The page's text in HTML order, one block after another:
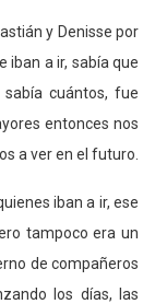
y Denisse por
iban a ir, sabía que
cuántos, fue
entonces nos
a ver en el futuro.
iban a ir, ese
tampoco era un
de compañeros
los días, las